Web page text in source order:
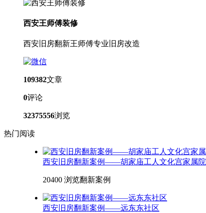
西安王师傅装修
西安旧房翻新王师傅专业旧房改造
109382文章
0评论
32375556浏览
热门阅读
西安旧房翻新案例——胡家庙工人文化宫家属院
20400 浏览翻新案例
西安旧房翻新案例——远东东社区